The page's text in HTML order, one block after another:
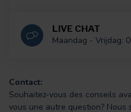
LIVE CHAT
Maandag - Vrijdag:
Contact:
Souhaitez-vous des conseils
vous une autre question? Nous